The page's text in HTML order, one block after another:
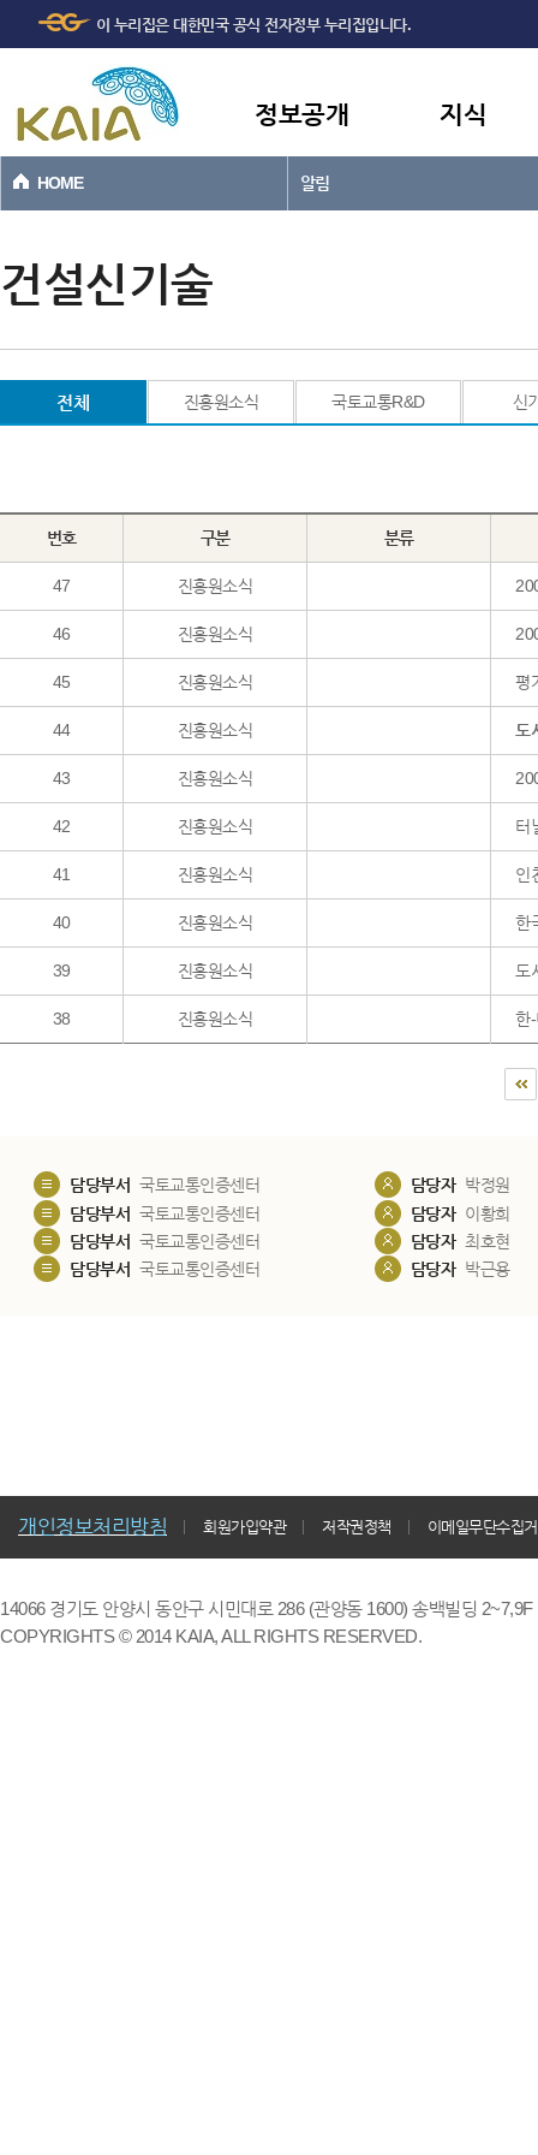
본문바로가기
이 누리집은 대한민국 공식 전자정부 누리집입니다.
정보공개 지식
HOME 알림
건설신기술
전체 진흥원소식 국토교통R&D 신
번호 구분 분류
47 진흥원소식
46 진흥원소식
45 진흥원소식 평
44 진흥원소식 도
43 진흥원소식
42 진흥원소식 터
41 진흥원소식 인
40 진흥원소식 한
39 진흥원소식 도
38 진흥원소식 한
담당부서 국토교통인증센터 담당자 박정원
담당부서 국토교통인증센터 담당자 이황희
담당부서 국토교통인증센터 담당자 최호현
담당부서 국토교통인증센터 담당자 박근용
개인정보처리방침 회원가입약관 저작권정책 이메일무단수집
14066 경기도 안양시 동안구 시민대로 286 (관양동 1600) 송백빌딩
COPYRIGHTS © 2014 KAIA, ALL RIGHTS RESERVED.